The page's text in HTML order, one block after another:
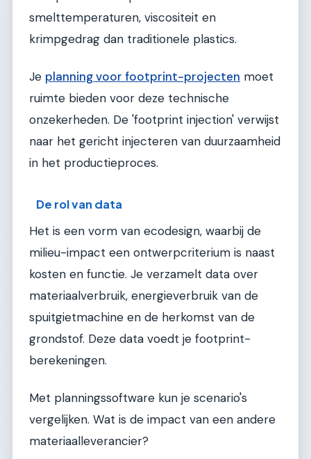
smelttemperaturen, viscositeit en
krimpgedrag dan traditionele plastics.
Je planning voor footprint-projecten moet
ruimte bieden voor deze technische
onzekerheden. De 'footprint injection' verwijst
naar het gericht injecteren van duurzaamheid
in het productieproces.
De rol van data
Het is een vorm van ecodesign, waarbij de
milieu-impact een ontwerpcriterium is naast
kosten en functie. Je verzamelt data over
materiaalverbruik, energieverbruik van de
spuitgietmachine en de herkomst van de
grondstof. Deze data voedt je footprint-
berekeningen.
Met planningssoftware kun je scenario's
vergelijken. Wat is de impact van een andere
materiaalleverancier?